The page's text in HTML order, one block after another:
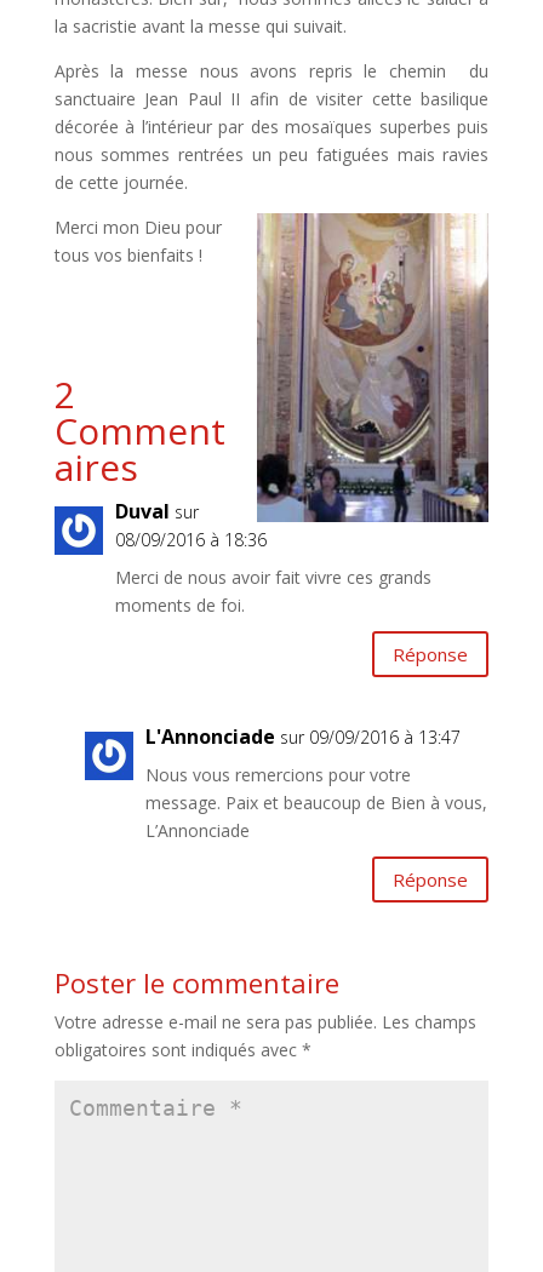
la sacristie avant la messe qui suivait.
Après la messe nous avons repris le chemin du
sanctuaire Jean Paul II afin de visiter cette basilique
décorée à l’intérieur par des mosaïques superbes puis
nous sommes rentrées un peu fatiguées mais ravies
de cette journée.
Merci mon Dieu pour
tous vos bienfaits !
2
Comment
aires
Duval sur
08/09/2016 à 18:36
Merci de nous avoir fait vivre ces grands
moments de foi.
Réponse
L'Annonciade sur 09/09/2016 à 13:47
Nous vous remercions pour votre
message. Paix et beaucoup de Bien à vous,
L’Annonciade
Réponse
Poster le commentaire
Votre adresse e-mail ne sera pas publiée. Les champs
obligatoires sont indiqués avec *